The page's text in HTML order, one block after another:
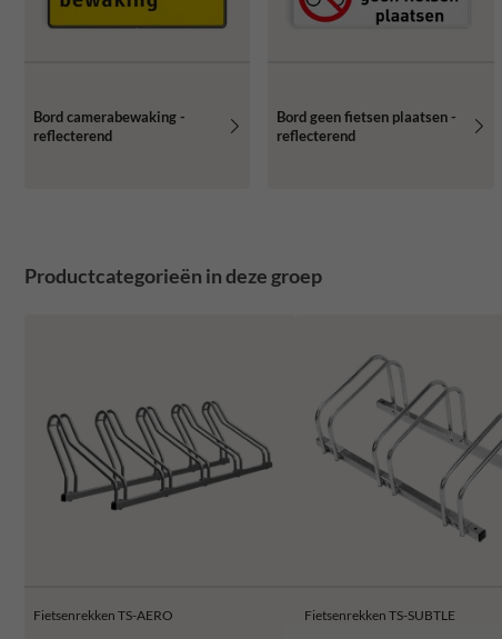
Bord camerabewaking -
reflecterend
Bord geen fietsen plaatsen -
reflecterend
Productcategorieën in deze groep
Fietsenrekken TS-AERO Fietsenrekken TS-SUBTLE